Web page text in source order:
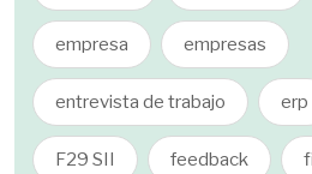
empresa empresas
entrevista de trabajo erp
F29 SII feedback